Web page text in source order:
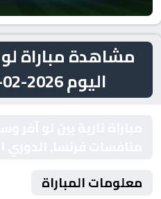
مشاهدة مباراة
اليوم 2026-02-08 بث مباشر
معلومات المباراة